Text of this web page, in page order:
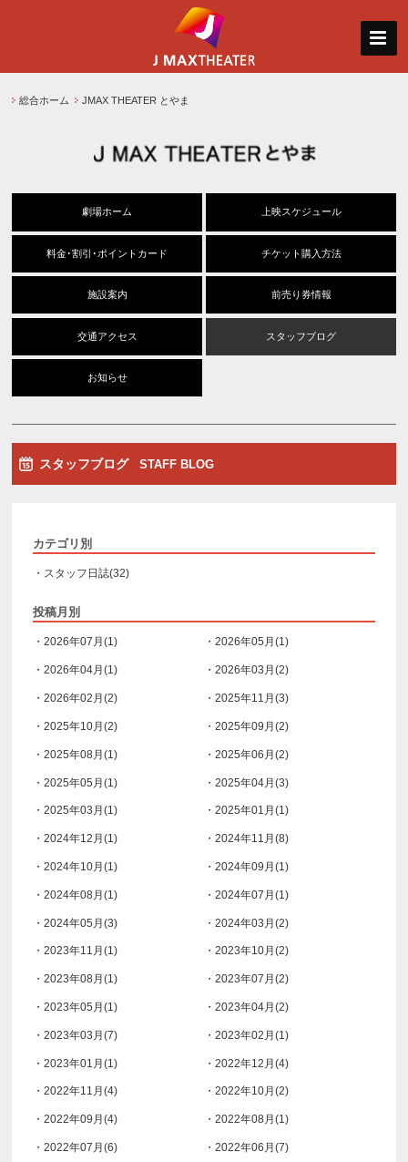
総合ホーム JMAX THEATER とやま
劇場ホーム 上映スケジュール
料金･割引･ポイントカード チケット購入方法
施設案内 前売り券情報
交通アクセス スタッフブログ
お知らせ
スタッフブログ STAFF BLOG
カテゴリ別
・スタッフ日誌(32)
投稿月別
・2026年07月(1) ・2026年05月(1)
・2026年04月(1) ・2026年03月(2)
・2026年02月(2) ・2025年11月(3)
・2025年10月(2) ・2025年09月(2)
・2025年08月(1) ・2025年06月(2)
・2025年05月(1) ・2025年04月(3)
・2025年03月(1) ・2025年01月(1)
・2024年12月(1) ・2024年11月(8)
・2024年10月(1) ・2024年09月(1)
・2024年08月(1) ・2024年07月(1)
・2024年05月(3) ・2024年03月(2)
・2023年11月(1) ・2023年10月(2)
・2023年08月(1) ・2023年07月(2)
・2023年05月(1) ・2023年04月(2)
・2023年03月(7) ・2023年02月(1)
・2023年01月(1) ・2022年12月(4)
・2022年11月(4) ・2022年10月(2)
・2022年09月(4) ・2022年08月(1)
・2022年07月(6) ・2022年06月(7)